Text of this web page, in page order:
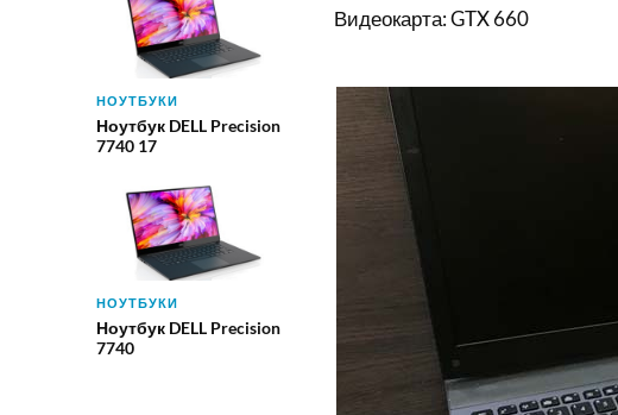
НОУТБУКИ
Ноутбук DELL Precision
7740 17
НОУТБУКИ
Ноутбук DELL Precision
7740
Видеокарта: GTX 660